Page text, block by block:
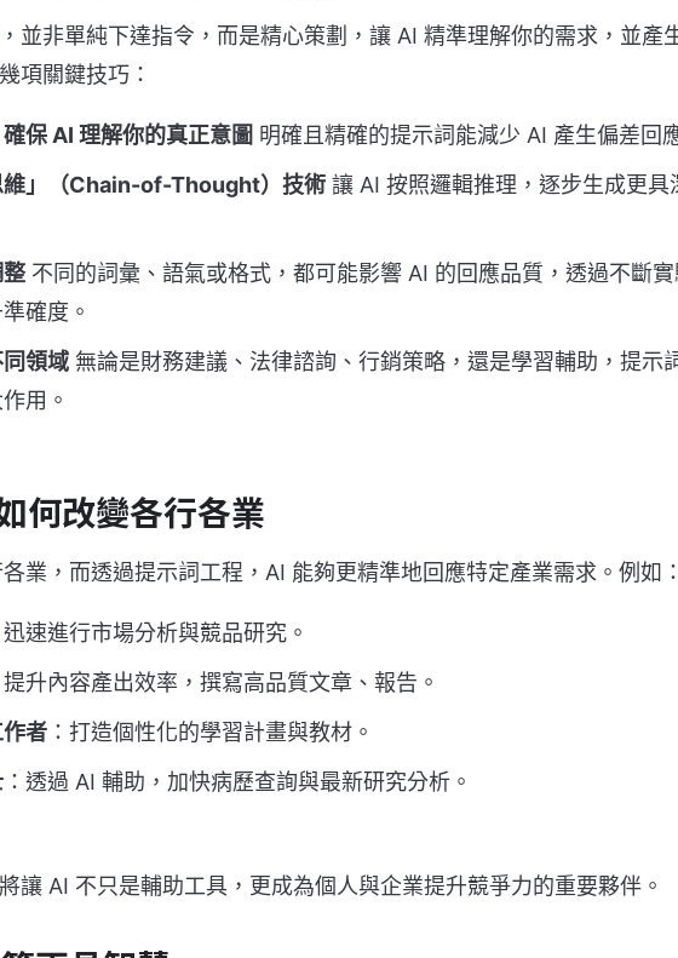
並非單純下達指令，而是精心策劃，讓 AI 精準理解你的需求，並產
項關鍵技巧：
保 AI 理解你的真正意圖 明確且精確的提示詞能減少 AI 產生偏差回
維」（Chain-of-Thought）技術 讓 AI 按照邏輯推理，逐步生成更具
不同的詞彙、語氣或格式，都可能影響 AI 的回應品質，透過不斷
確度。
領域 無論是財務建議、法律諮詢、行銷策略，還是學習輔助，提示
用。
何改變各行各業
業，而透過提示詞工程，AI 能夠更精準地回應特定產業需求。例如：
迅速進行市場分析與競品研究。
提升內容產出效率，撰寫高品質文章、報告。
者 ：打造個性化的學習計畫與教材。
：透過 AI 輔助，加快病歷查詢與最新研究分析。
讓 AI 不只是輔助工具，更成為個人與企業提升競爭力的重要夥伴。